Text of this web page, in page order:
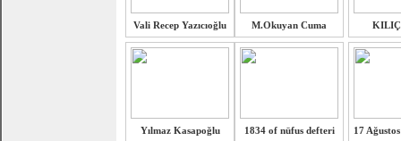
Vali Recep Yazıcıoğlu M.Okuyan Cuma
Yılmaz Kasapoğlu 1834 of nüfus defteri 17